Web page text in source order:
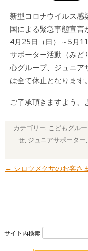
新型コロナウイルス感
国による緊急事態宣言
4月25日（日）～5月
サポーター活動（みど
心グループ、ジュニア
は全て休止となります。
ご了承頂きますよう、
カテゴリー: こどもグル
せ ジュニアサポーター
投稿ナビゲーション
← シロツメクサのお客さま
検
索: